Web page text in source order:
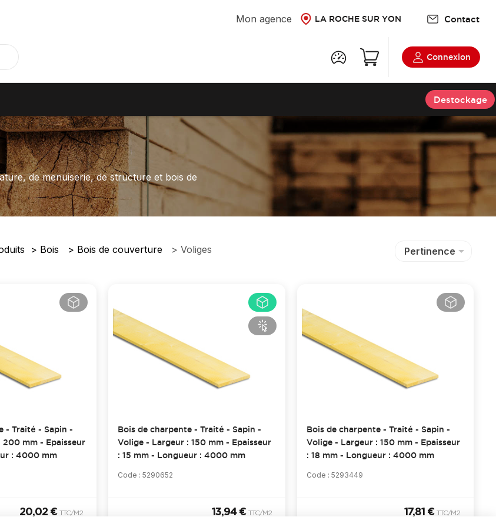
Mon agence LA ROCHE SUR YON Contact
Connexion
Destockage
de menuiserie, de structure et bois de
Bois Bois de couverture Voliges
- Traité - Sapin -
mm - Epaisseur
: 4000 mm
20,02 €TTC/M2
Bois de charpente - Traité - Sapin -
Volige - Largeur : 150 mm - Epaisseur
: 15 mm - Longueur : 4000 mm
Code : 5290652
13,94 € TTC/M2
Bois de charpente - Traité - Sapin -
Volige - Largeur : 150 mm - Epaisseur
: 18 mm - Longueur : 4000 mm
Code : 5293449
17,81 € TTC/M2